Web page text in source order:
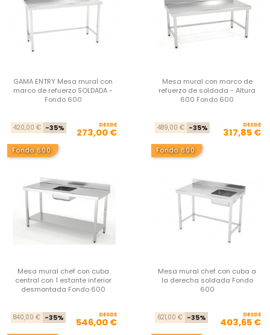
GAMA ENTRY Mesa mural con
marco de refuerzo SOLDADA -
Fondo 600
Precio base
420,00 € -35% Precio
DESDE
273,00 €
Mesa mural con marco de
refuerzo de soldada - Altura
600 Fondo 600
489,00 € -35% DESDE
317,85 €
Fondo 600
Mesa mural chef con cuba
central con 1 estante inferior
desmontada Fondo 600
Precio base
840,00 € -35% Precio
DESDE
546,00 €
Fondo 600
Mesa mural chef con cuba a
la derecha soldada Fondo
600
621,00 € -35% DESDE
403,65 €